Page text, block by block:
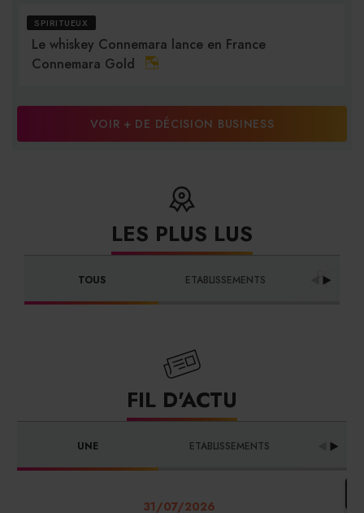
SPIRITUEUX
Le whiskey Connemara lance en France
Connemara Gold
VOIR + DE DÉCISION BUSINESS
LES PLUS LUS
TOUS ETABLISSEMENTS
FIL D'ACTU
UNE ETABLISSEMENTS
31/07/2026